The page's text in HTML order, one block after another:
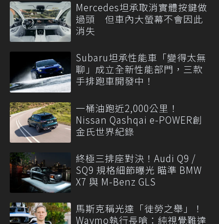
Mercedes坦承取消實體按鍵做
過頭 但車內大螢幕不會因此
消失
Subaru坦承性能車「變得太無
聊」成立全新性能部門，三款
手排跑車開發中！
一桶油跑近2,000公里！
Nissan Qashqai e-POWER創
金氏世界紀錄
終極三排座對決！Audi Q9 /
SQ9 規格細節曝光 瞄準 BMW
X7 與 M-Benz GLS
馬斯克稱光達「徒勞之舉」！
Waymo執行長嗆：純視覺難達